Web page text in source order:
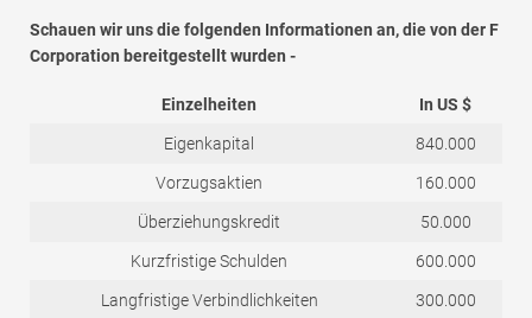
Schauen wir uns die folgenden Informationen an, die von der F
Corporation bereitgestellt wurden -
Einzelheiten In US $
Eigenkapital 840.000
Vorzugsaktien 160.000
Überziehungskredit 50.000
Kurzfristige Schulden 600.000
Langfristige Verbindlichkeiten 300.000